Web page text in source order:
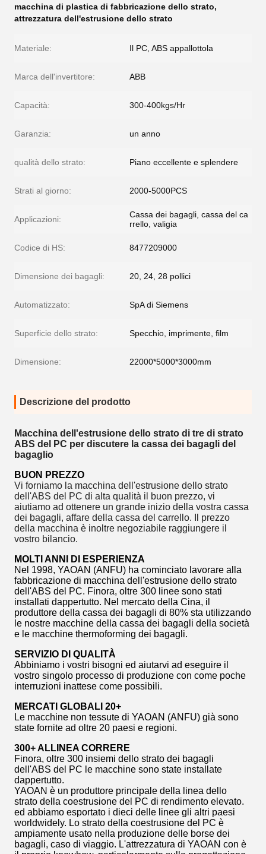
macchina di plastica di fabbricazione dello strato,
attrezzatura dell'estrusione dello strato
Materiale: Il PC, ABS appallottola
Marca dell'invertitore: ABB
Capacità: 300-400kgs/Hr
Garanzia: un anno
qualità dello strato: Piano eccellente e splendere
Strati al giorno: 2000-5000PCS
Applicazioni:
Cassa dei bagagli, cassa del ca
rrello, valigia
Codice di HS: 8477209000
Dimensione dei bagagli: 20, 24, 28 pollici
Automatizzato: SpA di Siemens
Superficie dello strato: Specchio, imprimente, film
Dimensione: 22000*5000*3000mm
Descrizione del prodotto
Macchina dell'estrusione dello strato di tre di strato
ABS del PC per discutere la cassa dei bagagli del
bagaglio
BUON PREZZO
Vi forniamo la macchina dell'estrusione dello strato
dell'ABS del PC di alta qualità il buon prezzo, vi
aiutiamo ad ottenere un grande inizio della vostra cassa
dei bagagli, affare della cassa del carrello. Il prezzo
della macchina è inoltre negoziabile raggiungere il
vostro bilancio.
MOLTI ANNI DI ESPERIENZA
Nel 1998, YAOAN (ANFU) ha cominciato lavorare alla
fabbricazione di macchina dell'estrusione dello strato
dell'ABS del PC. Finora, oltre 300 linee sono stati
installati dappertutto. Nel mercato della Cina, il
produttore della cassa dei bagagli di 80% sta utilizzando
le nostre macchine della cassa dei bagagli della società
e le macchine thermoforming dei bagagli.
SERVIZIO DI QUALITÀ
Abbiniamo i vostri bisogni ed aiutarvi ad eseguire il
vostro singolo processo di produzione con come poche
interruzioni inattese come possibili.
MERCATI GLOBALI 20+
Le macchine non tessute di YAOAN (ANFU) già sono
state fornite ad oltre 20 paesi e regioni.
300+ ALLINEA CORRERE
Finora, oltre 300 insiemi dello strato dei bagagli
dell'ABS del PC le macchine sono state installate
dappertutto.
YAOAN è un produttore principale della linea dello
strato della coestrusione del PC di rendimento elevato.
ed abbiamo esportato i dieci delle linee gli altri paesi
worldwidely. Lo strato della coestrusione del PC è
ampiamente usato nella produzione delle borse dei
bagagli, caso di viaggio. L'attrezzatura di YAOAN con è